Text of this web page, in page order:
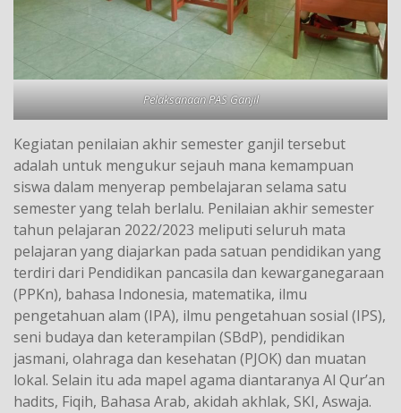
Pelaksanaan PAS Ganjil
Kegiatan penilaian akhir semester ganjil tersebut
adalah untuk mengukur sejauh mana kemampuan
siswa dalam menyerap pembelajaran selama satu
semester yang telah berlalu. Penilaian akhir semester
tahun pelajaran 2022/2023 meliputi seluruh mata
pelajaran yang diajarkan pada satuan pendidikan yang
terdiri dari Pendidikan pancasila dan kewarganegaraan
(PPKn), bahasa Indonesia, matematika, ilmu
pengetahuan alam (IPA), ilmu pengetahuan sosial (IPS),
seni budaya dan keterampilan (SBdP), pendidikan
jasmani, olahraga dan kesehatan (PJOK) dan muatan
lokal. Selain itu ada mapel agama diantaranya Al Qur’an
hadits, Fiqih, Bahasa Arab, akidah akhlak, SKI, Aswaja.